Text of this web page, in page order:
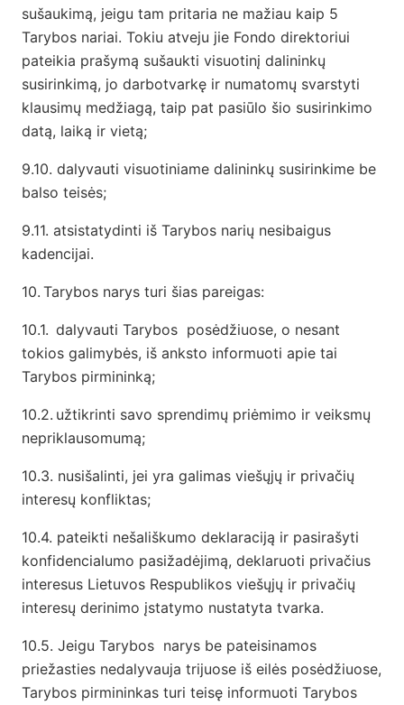
sušaukimą, jeigu tam pritaria ne mažiau kaip 5
Tarybos nariai. Tokiu atveju jie Fondo direktoriui
pateikia prašymą sušaukti visuotinį dalininkų
susirinkimą, jo darbotvarkę ir numatomų svarstyti
klausimų medžiagą, taip pat pasiūlo šio susirinkimo
datą, laiką ir vietą;
9.10. dalyvauti visuotiniame dalininkų susirinkime be
balso teisės;
9.11. atsistatydinti iš Tarybos narių nesibaigus
kadencijai.
10. Tarybos narys turi šias pareigas:
10.1. dalyvauti Tarybos posėdžiuose, o nesant
tokios galimybės, iš anksto informuoti apie tai
Tarybos pirmininką;
10.2. užtikrinti savo sprendimų priėmimo ir veiksmų
nepriklausomumą;
10.3. nusišalinti, jei yra galimas viešųjų ir privačių
interesų konfliktas;
10.4. pateikti nešališkumo deklaraciją ir pasirašyti
konfidencialumo pasižadėjimą, deklaruoti privačius
interesus Lietuvos Respublikos viešųjų ir privačių
interesų derinimo įstatymo nustatyta tvarka.
10.5. Jeigu Tarybos narys be pateisinamos
priežasties nedalyvauja trijuose iš eilės posėdžiuose,
Tarybos pirmininkas turi teisę informuoti Tarybos